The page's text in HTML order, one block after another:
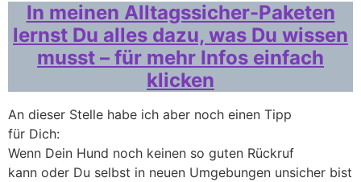
In meinen Alltagssicher-Paketen
lernst Du alles dazu, was Du wissen
musst – für mehr Infos einfach
klicken
An dieser Stelle habe ich aber noch einen Tipp
für Dich:
Wenn Dein Hund noch keinen so guten Rückruf
kann oder Du selbst in neuen Umgebungen unsicher bist